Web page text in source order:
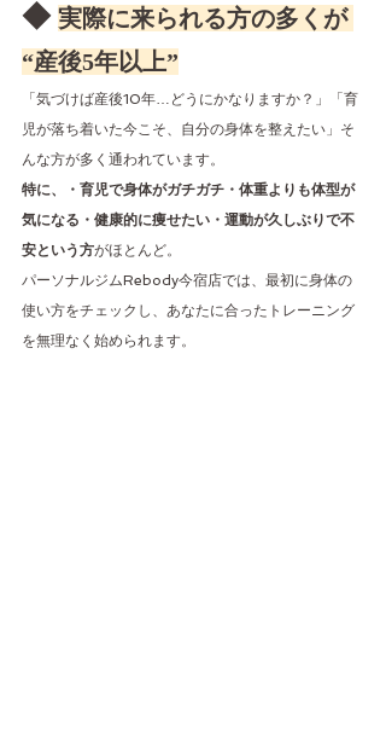
◆ 実際に来られる方の多くが
“産後5年以上”
「気づけば産後10年…どうにかなりますか？」「育
児が落ち着いた今こそ、自分の身体を整えたい」そ
んな方が多く通われています。
特に、・育児で身体がガチガチ・体重よりも体型が
気になる・健康的に痩せたい・運動が久しぶりで不
安という方がほとんど。
パーソナルジムRebody今宿店では、最初に身体の
使い方をチェックし、あなたに合ったトレーニング
を無理なく始められます。